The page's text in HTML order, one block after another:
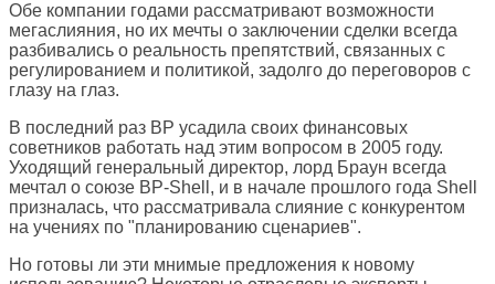
Обе компании годами рассматривают возможности
мегаслияния, но их мечты о заключении сделки всегда
разбивались о реальность препятствий, связанных с
регулированием и политикой, задолго до переговоров с
глазу на глаз.
В последний раз BP усадила своих финансовых
советников работать над этим вопросом в 2005 году.
Уходящий генеральный директор, лорд Браун всегда
мечтал о союзе BP-Shell, и в начале прошлого года Shell
призналась, что рассматривала слияние с конкурентом
на учениях по "планированию сценариев".
Но готовы ли эти мнимые предложения к новому